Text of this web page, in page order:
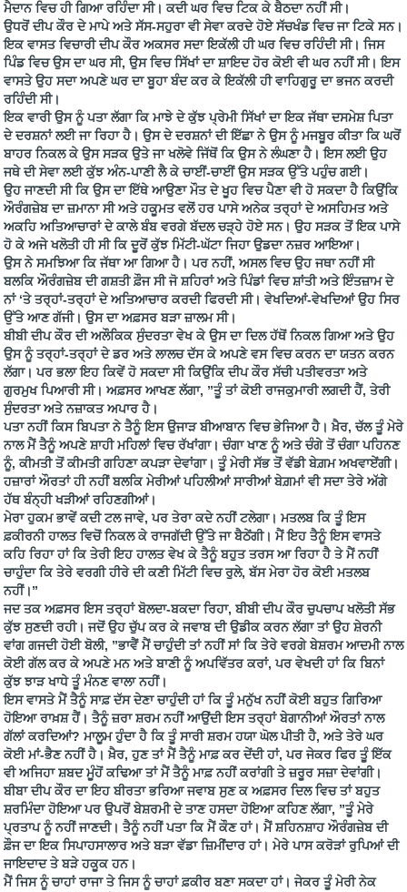
ਮੈਦਾਨ ਵਿਚ ਹੀ ਗਿਆ ਰਹਿੰਦਾ ਸੀ। ਕਦੀ ਘਰ ਵਿਚ ਟਿਕ ਕੇ ਬੈਠਦਾ ਨਹੀਂ ਸੀ।
ਉਧਰੋਂ ਦੀਪ ਕੌਰ ਦੇ ਮਾਪੇ ਅਤੇ ਸੱਸ-ਸਹੁਰਾ ਵੀ ਸੇਵਾ ਕਰਦੇ ਹੋਏ ਸੱਚਖੰਡ ਵਿਚ ਜਾ ਟਿਕੇ ਸਨ।
ਇਕ ਵਾਸਤ ਵਿਚਾਰੀ ਦੀਪ ਕੌਰ ਅਕਸਰ ਸਦਾ ਇਕੱਲੀ ਹੀ ਘਰ ਵਿਚ ਰਹਿੰਦੀ ਸੀ। ਜਿਸ
ਪਿੰਡ ਵਿਚ ਉਸ ਦਾ ਘਰ ਸੀ, ਉਸ ਵਿਚ ਸਿੱਖਾਂ ਦਾ ਸ਼ਾਇਦ ਹੋਰ ਕੋਈ ਵੀ ਘਰ ਨਹੀਂ ਸੀ। ਇਸ
ਵਾਸਤੇ ਉਹ ਸਦਾ ਅਪਣੇ ਘਰ ਦਾ ਬੂਹਾ ਬੰਦ ਕਰ ਕੇ ਇਕੱਲੀ ਹੀ ਵਾਹਿਗੁਰੂ ਦਾ ਭਜਨ ਕਰਦੀ
ਰਹਿੰਦੀ ਸੀ।
ਇਕ ਵਾਰੀ ਉਸ ਨੂੰ ਪਤਾ ਲੱਗਾ ਕਿ ਮਾਝੇ ਦੇ ਕੁੱਝ ਪ੍ਰੇਮੀ ਸਿੱਖਾਂ ਦਾ ਇਕ ਜੱਥਾ ਦਸਮੇਸ਼ ਪਿਤਾ
ਦੇ ਦਰਸ਼ਨਾਂ ਲਈ ਜਾ ਰਿਹਾ ਹੈ। ਉਸ ਦੇ ਦਰਸ਼ਨਾਂ ਦੀ ਇੱਛਾ ਨੇ ਉਸ ਨੂੰ ਮਜਬੂਰ ਕੀਤਾ ਕਿ ਘਰੋਂ
ਬਾਹਰ ਨਿਕਲ ਕੇ ਉਸ ਸੜਕ ਉਤੇ ਜਾ ਖਲੋਵੇ ਜਿੱਥੋਂ ਕਿ ਉਸ ਨੇ ਲੰਘਣਾ ਹੈ। ਇਸ ਲਈ ਉਹ
ਜਥੇ ਦੀ ਸੇਵਾ ਲਈ ਕੁੱਝ ਅੰਨ-ਪਾਣੀ ਲੈ ਕੇ ਚਾਈਂ-ਚਾਈਂ ਉਸ ਸੜਕ ਉੱਤੇ ਪਹੁੰਚ ਗਈ।
ਉਹ ਜਾਣਦੀ ਸੀ ਕਿ ਉਸ ਦਾ ਇੱਥੇ ਆਉਣਾ ਮੌਤ ਦੇ ਖੂਹ ਵਿਚ ਪੈਣਾ ਵੀ ਹੋ ਸਕਦਾ ਹੈ ਕਿਉਂਕਿ
ਔਰੰਗਜ਼ੇਬ ਦਾ ਜ਼ਮਾਨਾ ਸੀ ਅਤੇ ਹਕੂਮਤ ਵਲੋਂ ਹਰ ਪਾਸੇ ਅਨੇਕ ਤਰ੍ਹਾਂ ਦੇ ਅਸਹਿਮਤ ਅਤੇ
ਅਕਹਿ ਅਤਿਆਚਾਰਾਂ ਦੇ ਕਾਲੇ ਬੰਬ ਵਰਗੇ ਬੱਦਲ ਚੜ੍ਹੇ ਹੋਏ ਸਨ। ਉਹ ਸੜਕ ਤੋਂ ਇਕ ਪਾਸੇ
ਹੋ ਕੇ ਅਜੇ ਖਲੋਤੀ ਹੀ ਸੀ ਕਿ ਦੂਰੋਂ ਕੁੱਝ ਮਿੱਟੀ-ਘੱਟਾ ਜਿਹਾ ਉਡਦਾ ਨਜ਼ਰ ਆਇਆ।
ਉਸ ਨੇ ਸਮਝਿਆ ਕਿ ਜੱਥਾ ਆ ਗਿਆ ਹੈ। ਪਰ ਨਹੀਂ, ਅਸਲ ਵਿਚ ਉਹ ਜਥਾ ਨਹੀਂ ਸੀ
ਬਲਕਿ ਔਰੰਗਜ਼ੇਬ ਦੀ ਗਸ਼ਤੀ ਫ਼ੌਜ ਸੀ ਜੋ ਸ਼ਹਿਰਾਂ ਅਤੇ ਪਿੰਡਾਂ ਵਿਚ ਸ਼ਾਂਤੀ ਅਤੇ ਇੰਤਜ਼ਾਮ ਦੇ
ਨਾਂ ‘ਤੇ ਤਰ੍ਹਾਂ-ਤਰ੍ਹਾਂ ਦੇ ਅਤਿਆਚਾਰ ਕਰਦੀ ਫਿਰਦੀ ਸੀ। ਵੇਖਦਿਆਂ-ਵੇਖਦਿਆਂ ਉਹ ਸਿਰ
ਉੱਤੇ ਆਣ ਗੱਜੀ। ਉਸ ਦਾ ਅਫ਼ਸਰ ਬੜਾ ਜ਼ਾਲਮ ਸੀ।
ਬੀਬੀ ਦੀਪ ਕੌਰ ਦੀ ਅਲੌਕਿਕ ਸੁੰਦਰਤਾ ਵੇਖ ਕੇ ਉਸ ਦਾ ਦਿਲ ਹੱਥੋਂ ਨਿਕਲ ਗਿਆ ਅਤੇ ਉਹ
ਉਸ ਨੂੰ ਤਰ੍ਹਾਂ-ਤਰ੍ਹਾਂ ਦੇ ਡਰ ਅਤੇ ਲਾਲਚ ਦੱਸ ਕੇ ਅਪਣੇ ਵਸ ਵਿਚ ਕਰਨ ਦਾ ਯਤਨ ਕਰਨ
ਲੱਗਾ। ਪਰ ਭਲਾ ਇਹ ਕਿਵੇਂ ਹੋ ਸਕਦਾ ਸੀ ਕਿਉਂਕਿ ਦੀਪ ਕੌਰ ਸੱਚੀ ਪਤੀਵਰਤਾ ਅਤੇ
ਗੁਰਮੁਖ ਪਿਆਰੀ ਸੀ। ਅਫ਼ਸਰ ਆਖਣ ਲੱਗਾ, ”ਤੂੰ ਤਾਂ ਕੋਈ ਰਾਜਕੁਮਾਰੀ ਲਗਦੀ ਹੈਂ, ਤੇਰੀ
ਸੁੰਦਰਤਾ ਅਤੇ ਨਜ਼ਾਕਤ ਅਪਾਰ ਹੈ।
ਪਤਾ ਨਹੀਂ ਕਿਸ ਬਿਪਤਾ ਨੇ ਤੈਨੂੰ ਇਸ ਉਜਾੜ ਬੀਆਬਾਨ ਵਿਚ ਭੇਜਿਆ ਹੈ। ਖ਼ੈਰ, ਚੱਲ ਤੂੰ ਮੇਰੇ
ਨਾਲ ਮੈਂ ਤੈਨੂੰ ਅਪਣੇ ਸ਼ਾਹੀ ਮਹਿਲਾਂ ਵਿਚ ਰੱਖਾਂਗਾ। ਚੰਗਾ ਖਾਣ ਨੂੰ ਅਤੇ ਚੰਗੇ ਤੋਂ ਚੰਗਾ ਪਹਿਨਣ
ਨੂੰ, ਕੀਮਤੀ ਤੋਂ ਕੀਮਤੀ ਗਹਿਣਾ ਕਪੜਾ ਦੇਵਾਂਗਾ। ਤੂੰ ਮੇਰੀ ਸੱਭ ਤੋਂ ਵੱਡੀ ਬੇਗ਼ਮ ਅਖਵਾਏਂਗੀ।
ਹਜ਼ਾਰਾਂ ਔਰਤਾਂ ਹੀ ਨਹੀਂ ਬਲਕਿ ਮੇਰੀਆਂ ਪਹਿਲੀਆਂ ਸਾਰੀਆਂ ਬੇਗ਼ਮਾਂ ਵੀ ਸਦਾ ਤੇਰੇ ਅੱਗੇ
ਹੱਥ ਬੰਨ੍ਹੀ ਖੜੀਆਂ ਰਹਿਣਗੀਆਂ।
ਮੇਰਾ ਹੁਕਮ ਭਾਵੇਂ ਕਦੀ ਟਲ ਜਾਵੇ, ਪਰ ਤੇਰਾ ਕਦੇ ਨਹੀਂ ਟਲੇਗਾ। ਮਤਲਬ ਕਿ ਤੂੰ ਇਸ
ਫ਼ਕੀਰਨੀ ਹਾਲਤ ਵਿਚੋਂ ਨਿਕਲ ਕੇ ਰਾਜਗੱਦੀ ਉੱਤੇ ਜਾ ਬੈਠੇਂਗੀ। ਮੈਂ ਇਹ ਤੈਨੂੰ ਇਸ ਵਾਸਤੇ
ਕਹਿ ਰਿਹਾ ਹਾਂ ਕਿ ਤੇਰੀ ਇਹ ਹਾਲਤ ਵੇਖ ਕੇ ਤੈਨੂੰ ਬਹੁਤ ਤਰਸ ਆ ਰਿਹਾ ਹੈ ਤੇ ਮੈਂ ਨਹੀਂ
ਚਾਹੁੰਦਾ ਕਿ ਤੇਰੇ ਵਰਗੀ ਹੀਰੇ ਦੀ ਕਣੀ ਮਿੱਟੀ ਵਿਚ ਰੁਲੇ, ਬੱਸ ਮੇਰਾ ਹੋਰ ਕੋਈ ਮਤਲਬ
ਨਹੀਂ।”
ਜਦ ਤਕ ਅਫ਼ਸਰ ਇਸ ਤਰ੍ਹਾਂ ਬੋਲਦਾ-ਬਕਦਾ ਰਿਹਾ, ਬੀਬੀ ਦੀਪ ਕੌਰ ਚੁਪਚਾਪ ਖਲੋਤੀ ਸੱਭ
ਕੁੱਝ ਸੁਣਦੀ ਰਹੀ। ਜਦੋਂ ਉਹ ਚੁੱਪ ਕਰ ਕੇ ਜਵਾਬ ਦੀ ਉਡੀਕ ਕਰਨ ਲੱਗਾ ਤਾਂ ਉਹ ਸ਼ੇਰਨੀ
ਵਾਂਗ ਗਜਦੀ ਹੋਈ ਬੋਲੀ, ”ਭਾਵੈਂ ਮੈਂ ਚਾਹੁੰਦੀ ਤਾਂ ਨਹੀਂ ਸਾਂ ਕਿ ਤੇਰੇ ਵਰਗੇ ਬੇਸ਼ਰਮ ਆਦਮੀ ਨਾਲ
ਕੋਈ ਗੱਲ ਕਰ ਕੇ ਅਪਣੇ ਮਨ ਅਤੇ ਬਾਣੀ ਨੂੰ ਅਪਵਿੱਤਰ ਕਰਾਂ, ਪਰ ਵੇਖਦੀ ਹਾਂ ਕਿ ਬਿਨਾਂ
ਕੁੱਝ ਝਾੜ ਖਾਧੇ ਤੂੰ ਮੰਨਣ ਵਾਲਾ ਨਹੀਂ।
ਇਸ ਵਾਸਤੇ ਮੈਂ ਤੈਨੂੰ ਸਾਫ਼ ਦੱਸ ਦੇਣਾ ਚਾਹੁੰਦੀ ਹਾਂ ਕਿ ਤੂੰ ਮਨੁੱਖ ਨਹੀਂ ਕੋਈ ਬਹੁਤ ਗਿਰਿਆ
ਹੋਇਆ ਰਾਖ਼ਸ਼ ਹੈਂ। ਤੈਨੂੰ ਜ਼ਰਾ ਸ਼ਰਮ ਨਹੀਂ ਆਉਂਦੀ ਇਸ ਤਰ੍ਹਾਂ ਬੇਗਾਨੀਆਂ ਔਰਤਾਂ ਨਾਲ
ਗੱਲਾਂ ਕਰਦਿਆਂ? ਮਾਲੂਮ ਹੁੰਦਾ ਹੈ ਕਿ ਤੂੰ ਸਾਰੀ ਸ਼ਰਮ ਹਯਾ ਘੋਲ ਪੀਤੀ ਹੈ, ਅਤੇ ਤੇਰੇ ਘਰ
ਕੋਈ ਮਾਂ-ਭੈਣ ਨਹੀਂ ਹੈ। ਖ਼ੈਰ, ਹੁਣ ਤਾਂ ਮੈਂ ਤੈਨੂੰ ਮਾਫ਼ ਕਰ ਦੇਂਦੀ ਹਾਂ, ਪਰ ਜੇਕਰ ਫਿਰ ਤੂੰ ਇੱਕ
ਵੀ ਅਜਿਹਾ ਸ਼ਬਦ ਮੂੰਹੋਂ ਕਢਿਆ ਤਾਂ ਮੈਂ ਤੈਨੂੰ ਮਾਫ਼ ਨਹੀਂ ਕਰਾਂਗੀ ਤੇ ਜ਼ਰੂਰ ਸਜ਼ਾ ਦੇਵਾਂਗੀ।
ਬੀਬਾ ਦੀਪ ਕੌਰ ਦਾ ਇਹ ਬੀਰਤਾ ਭਰਿਆ ਜਵਾਬ ਸੁਣ ਕ ਅਫ਼ਸਰ ਦਿਲ ਵਿਚ ਤਾਂ ਬਹੁਤ
ਸ਼ਰਮਿੰਦਾ ਹੋਇਆ ਪਰ ਉਪਰੋਂ ਬੇਸ਼ਰਮੀ ਦੇ ਤਾਣ ਹਸਦਾ ਹੋਇਆ ਕਹਿਣ ਲੱਗਾ, ”ਤੂੰ ਮੇਰੇ
ਪ੍ਰਤਾਪ ਨੂੰ ਨਹੀਂ ਜਾਣਦੀ। ਤੈਨੂੰ ਨਹੀਂ ਪਤਾ ਕਿ ਮੈਂ ਕੌਣ ਹਾਂ। ਮੈਂ ਸ਼ਹਿਨਸ਼ਾਹ ਔਰੰਗਜ਼ੇਬ ਦੀ
ਫ਼ੌਜ ਦਾ ਇਕ ਸਿਪਾਹਸਾਲਾਰ ਅਤੇ ਬੜਾ ਵੱਡਾ ਜ਼ਿਮੀਂਦਾਰ ਹਾਂ। ਮੇਰੇ ਪਾਸ ਕਰੋੜਾਂ ਰੁਪਿਆਂ ਦੀ
ਜਾਇਦਾਦ ਤੇ ਬੜੇ ਹਕੂਕ ਹਨ।
ਮੈਂ ਜਿਸ ਨੂੰ ਚਾਹਾਂ ਰਾਜਾ ਤੇ ਜਿਸ ਨੂੰ ਚਾਹਾਂ ਫ਼ਕੀਰ ਬਣਾ ਸਕਦਾ ਹਾਂ। ਜੇਕਰ ਤੂੰ ਮੇਰੀ ਨੇਕ